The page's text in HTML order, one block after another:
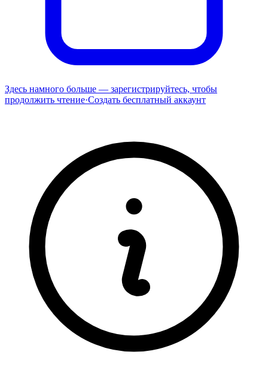
Здесь намного больше — зарегистрируйтесь, чтобы
продолжить чтение·Создать бесплатный аккаунт